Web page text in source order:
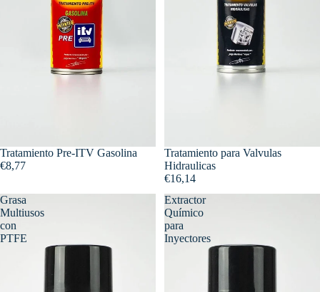
Tratamiento Pre-ITV Gasolina
€8,77
Tratamiento para Valvulas
Hidraulicas
€16,14
Grasa
Multiusos
con
PTFE
Extractor
Químico
para
Inyectores